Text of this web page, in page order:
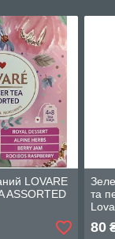
LOVARE
ASSORTED
та
80